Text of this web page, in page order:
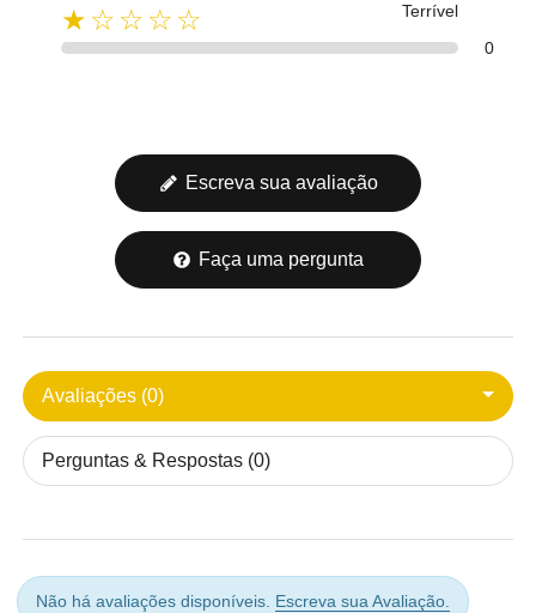
★☆☆☆☆
Terrível
0
Escreva sua avaliação
Faça uma pergunta
Avaliações (0)
Perguntas & Respostas (0)
Não há avaliações disponíveis. Escreva sua Avaliação.